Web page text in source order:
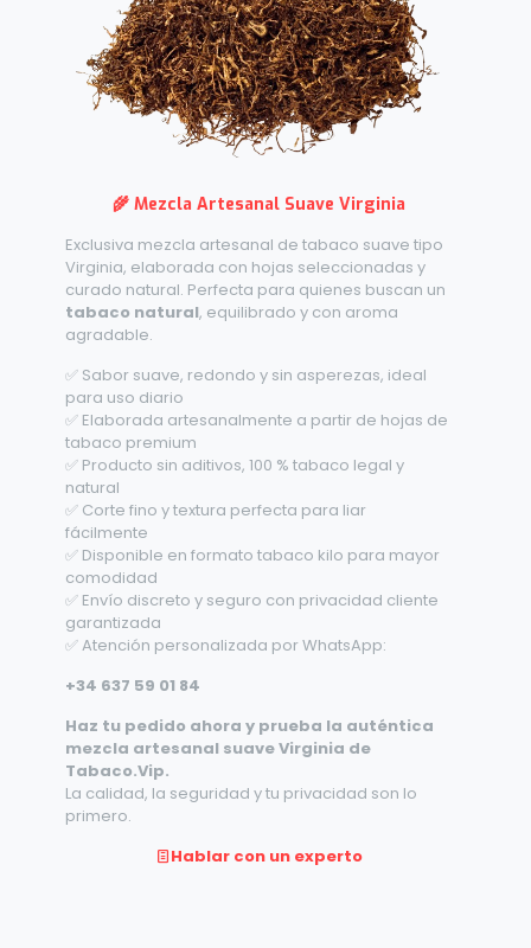
🌾 Mezcla Artesanal Suave Virginia
Exclusiva mezcla artesanal de tabaco suave tipo
Virginia, elaborada con hojas seleccionadas y
curado natural. Perfecta para quienes buscan un
tabaco natural, equilibrado y con aroma
agradable.
✅ Sabor suave, redondo y sin asperezas, ideal
para uso diario
✅ Elaborada artesanalmente a partir de hojas de
tabaco premium
✅ Producto sin aditivos, 100 % tabaco legal y
natural
✅ Corte fino y textura perfecta para liar
fácilmente
✅ Disponible en formato tabaco kilo para mayor
comodidad
✅ Envío discreto y seguro con privacidad cliente
garantizada
✅ Atención personalizada por WhatsApp:
+34 637 59 01 84
Haz tu pedido ahora y prueba la auténtica
mezcla artesanal suave Virginia de
Tabaco.Vip.
La calidad, la seguridad y tu privacidad son lo
primero.
Hablar con un experto